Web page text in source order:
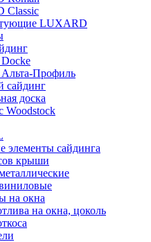
Classic
LUXARD
Профиль
сайдинг
доска
Woodstock
элементы сайдинга
крыши
на окна
на окна, цоколь